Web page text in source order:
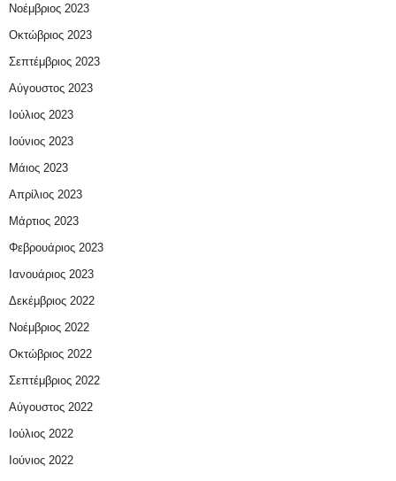
Νοέμβριος 2023
Οκτώβριος 2023
Σεπτέμβριος 2023
Αύγουστος 2023
Ιούλιος 2023
Ιούνιος 2023
Μάιος 2023
Απρίλιος 2023
Μάρτιος 2023
Φεβρουάριος 2023
Ιανουάριος 2023
Δεκέμβριος 2022
Νοέμβριος 2022
Οκτώβριος 2022
Σεπτέμβριος 2022
Αύγουστος 2022
Ιούλιος 2022
Ιούνιος 2022